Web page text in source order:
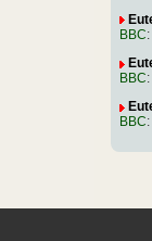
BBC:
BBC:
BBC: